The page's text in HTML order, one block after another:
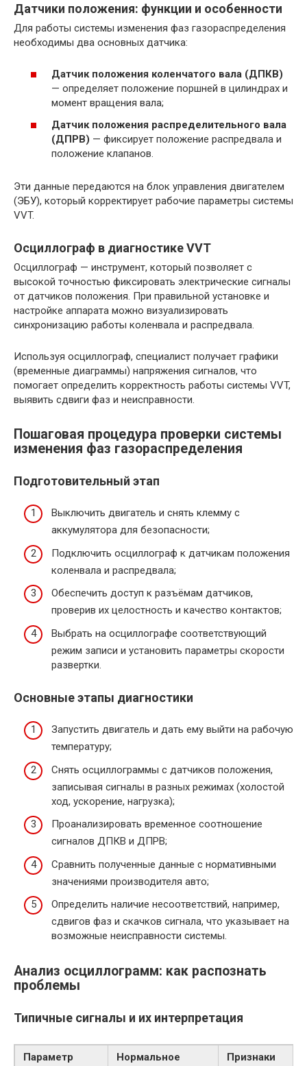
Датчики положения: функции и особенности
Для работы системы изменения фаз газораспределения
необходимы два основных датчика:
Датчик положения коленчатого вала (ДПКВ)
— определяет положение поршней в цилиндрах и
момент вращения вала;
Датчик положения распределительного вала
(ДПРВ) — фиксирует положение распредвала и
положение клапанов.
Эти данные передаются на блок управления двигателем
(ЭБУ), который корректирует рабочие параметры системы
VVT.
Осциллограф в диагностике VVT
Осциллограф — инструмент, который позволяет с
высокой точностью фиксировать электрические сигналы
от датчиков положения. При правильной установке и
настройке аппарата можно визуализировать
синхронизацию работы коленвала и распредвала.
Используя осциллограф, специалист получает графики
(временные диаграммы) напряжения сигналов, что
помогает определить корректность работы системы VVT,
выявить сдвиги фаз и неисправности.
Пошаговая процедура проверки системы
изменения фаз газораспределения
Подготовительный этап
Выключить двигатель и снять клемму с
аккумулятора для безопасности;
Подключить осциллограф к датчикам положения
коленвала и распредвала;
Обеспечить доступ к разъёмам датчиков,
проверив их целостность и качество контактов;
Выбрать на осциллографе соответствующий
режим записи и установить параметры скорости
развертки.
Основные этапы диагностики
Запустить двигатель и дать ему выйти на рабочую
температуру;
Снять осциллограммы с датчиков положения,
записывая сигналы в разных режимах (холостой
ход, ускорение, нагрузка);
Проанализировать временное соотношение
сигналов ДПКВ и ДПРВ;
Сравнить полученные данные с нормативными
значениями производителя авто;
Определить наличие несоответствий, например,
сдвигов фаз и скачков сигнала, что указывает на
возможные неисправности системы.
Анализ осциллограмм: как распознать
проблемы
Типичные сигналы и их интерпретация
Параметр
Нормальное
Признаки